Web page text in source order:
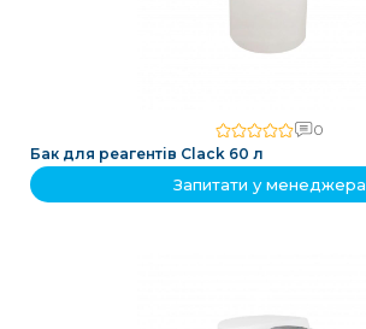
0
Бак для реагентів Clack 60 л
Запитати у менеджера